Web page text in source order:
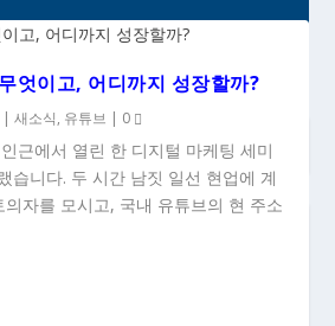
엇이고, 어디까지 성장할까?
|새소식, 유튜브 | 0
근에서 열린 한 디지털 마케팅 세미
습니다. 두 시간 남짓 일선 현업에 계
자를 모시고, 국내 유튜브의 현 주소
메일로 받으시려면...